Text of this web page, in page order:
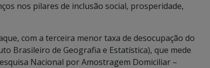
nos pilares de inclusão social, prosperidade,
com a terceira menor taxa de desocupação do
Brasileiro de Geografia e Estatística), que mede
Nacional por Amostragem Domiciliar –